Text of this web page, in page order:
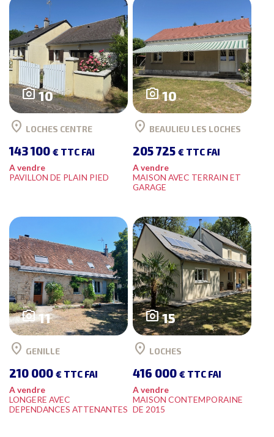
photo_camera10
location_on LOCHES CENTRE
143 100€ TTC FAI
A vendre
PAVILLON DE PLAIN PIED
photo_camera10
location_on BEAULIEU LES LOCHES
205 725€ TTC FAI
A vendre
MAISON AVEC TERRAIN ET
GARAGE
photo_camera11
location_on GENILLE
210 000€ TTC FAI
A vendre
LONGERE AVEC
DEPENDANCES ATTENANTES
photo_camera15
location_on LOCHES
416 000€ TTC FAI
A vendre
MAISON CONTEMPORAINE
DE 2015